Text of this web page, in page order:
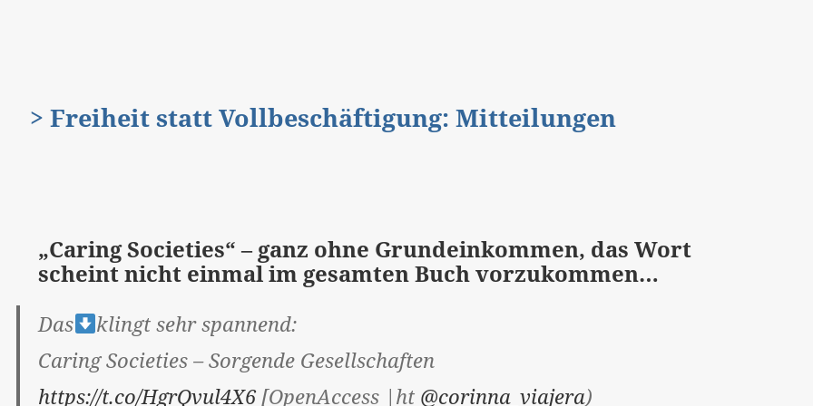
> Freiheit statt Vollbeschäftigung: Mitteilungen
„Caring Societies“ – ganz ohne Grundeinkommen, das Wort
scheint nicht einmal im gesamten Buch vorzukommen…
Das
klingt sehr spannend:
Caring Societies – Sorgende Gesellschaften
https://t.co/HgrQvul4X6 [OpenAccess |ht @corinna_viajera)